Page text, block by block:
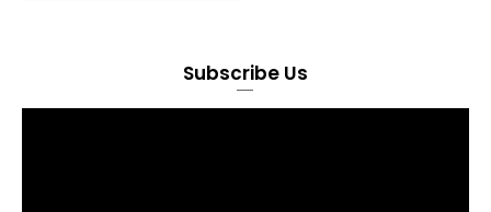
Subscribe Us